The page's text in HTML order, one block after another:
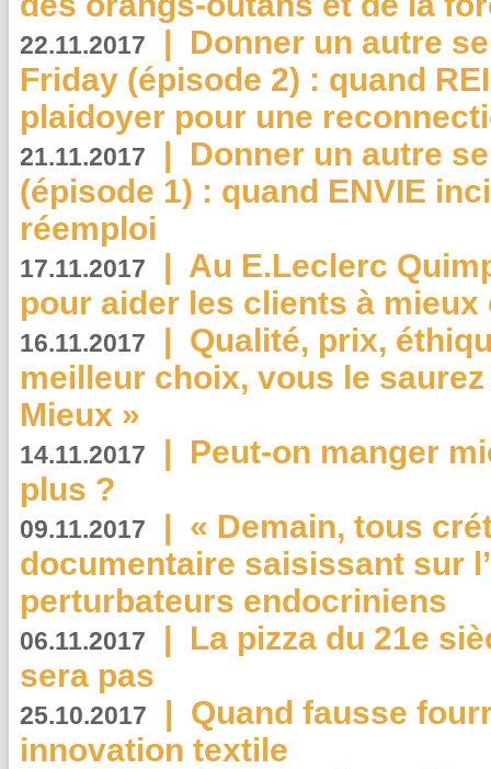
22.11.2017 | Donner un autre
Friday (épisode 2) : quand
plaidoyer pour une
21.11.2017 | Donner un autre
(épisode 1) : quand ENVIE
réemploi
17.11.2017 | Au E.Leclerc
pour aider les clients à
16.11.2017 | Qualité, prix,
meilleur choix, vous le
Mieux »
14.11.2017 | Peut-on manger
plus ?
09.11.2017 | « Demain, tous
documentaire saisissant sur
perturbateurs endocriniens
06.11.2017 | La pizza du 21e
sera pas
25.10.2017 | Quand fausse
innovation textile